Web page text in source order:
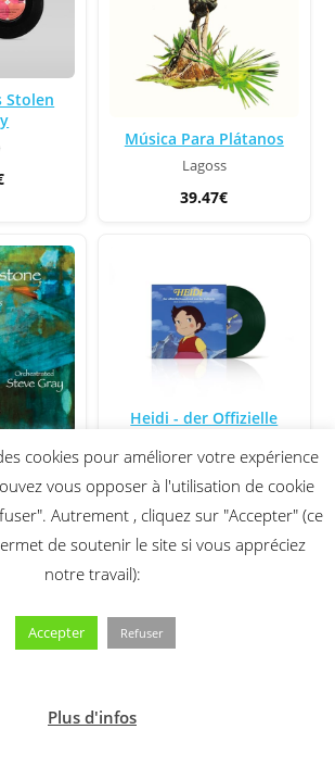
Stolen
Música Para Plátanos
Lagoss
39.47€
& Norma
Heidi - der Offizielle
Kultserie
Heidi
32.19€
cookies pour améliorer votre expérience
vous opposer à l'utilisation de cookie
Autrement , cliquez sur "Accepter" (ce
de soutenir le site si vous appréciez
notre travail):
Accepter Refuser
Plus d'infos